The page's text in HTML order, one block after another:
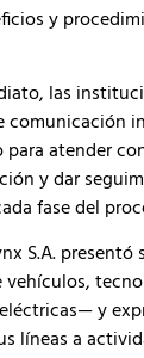
y
las
comunicación
atender
y dar
fase del
S.A. presentó
y
líneas a